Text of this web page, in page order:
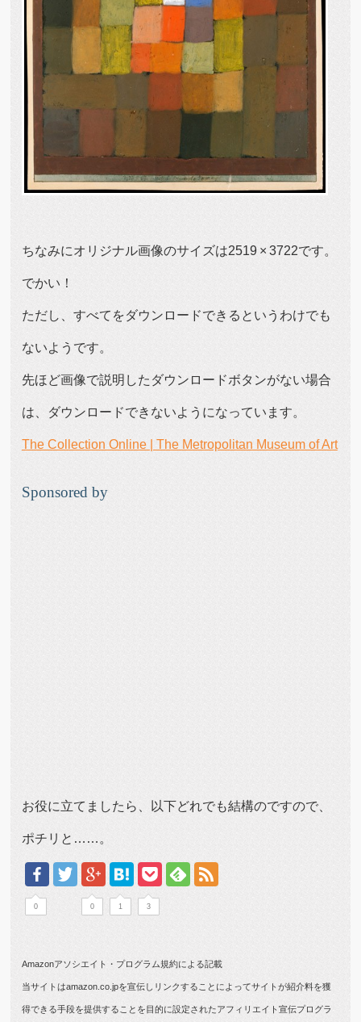
ちなみにオリジナル画像のサイズは2519 × 3722です。
でかい！
ただし、すべてをダウンロードできるというわけでも
ないようです。
先ほど画像で説明したダウンロードボタンがない場合
は、ダウンロードできないようになっています。
The Collection Online | The Metropolitan Museum of Art
Sponsored by
お役に立てましたら、以下どれでも結構のですので、
ポチリと……。
0 0 1 3
Amazonアソシエイト・プログラム規約による記載
当サイトはamazon.co.jpを宣伝しリンクすることによってサイトが紹介料を獲
得できる手段を提供することを目的に設定されたアフィリエイト宣伝プログラ